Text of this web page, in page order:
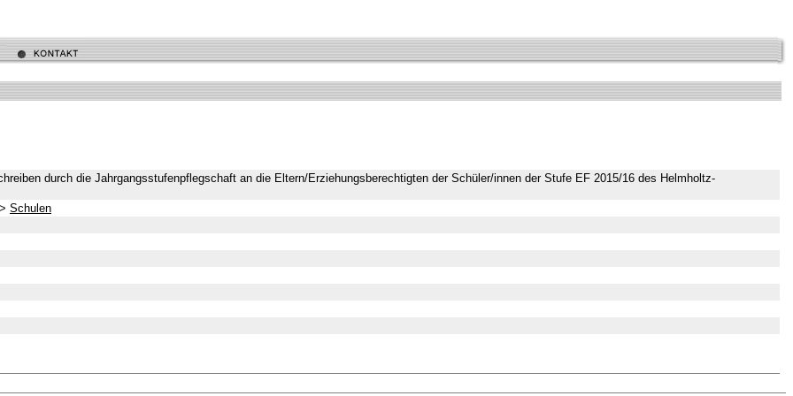
durch die Jahrgangsstufenpflegschaft an die Eltern/Erziehungsberechtigten der Schüler/innen der Stufe EF 2015/16 des Helmholtz-
Schulen